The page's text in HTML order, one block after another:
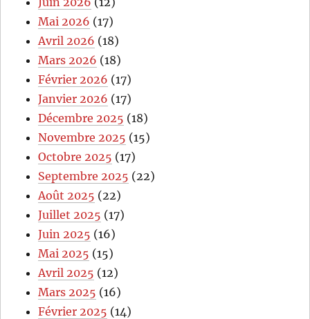
Mai 2026 (17)
Avril 2026 (18)
Mars 2026 (18)
Février 2026 (17)
Janvier 2026 (17)
Décembre 2025 (18)
Novembre 2025 (15)
Octobre 2025 (17)
Septembre 2025 (22)
Août 2025 (22)
Juillet 2025 (17)
Juin 2025 (16)
Mai 2025 (15)
Avril 2025 (12)
Mars 2025 (16)
Février 2025 (14)